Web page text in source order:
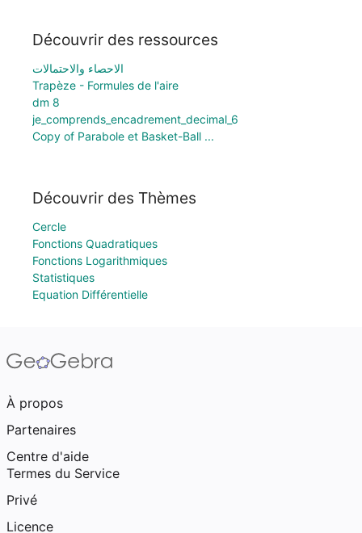
Découvrir des ressources
الاحصاء والاحتمالات
Trapèze - Formules de l'aire
dm 8
je_comprends_encadrement_decimal_6
Copy of Parabole et Basket-Ball ...
Découvrir des Thèmes
Cercle
Fonctions Quadratiques
Fonctions Logarithmiques
Statistiques
Equation Différentielle
À propos
Partenaires
Centre d'aide
Termes du Service
Privé
Licence